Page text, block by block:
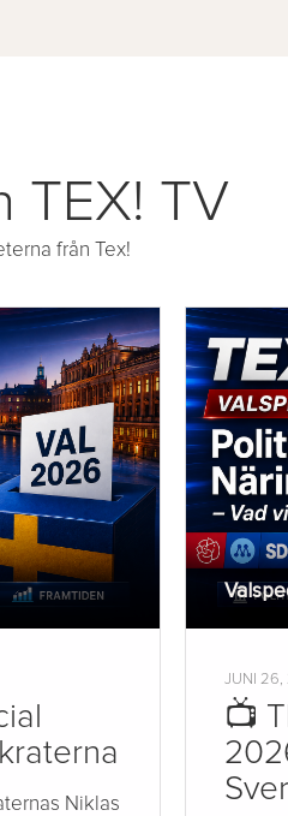
TEX! TV
från Tex!
Niklas
JUNI
📺